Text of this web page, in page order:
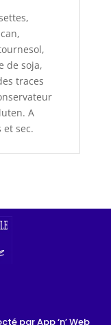
de soja,
traces
A
sec.
par App ‘n’ Web